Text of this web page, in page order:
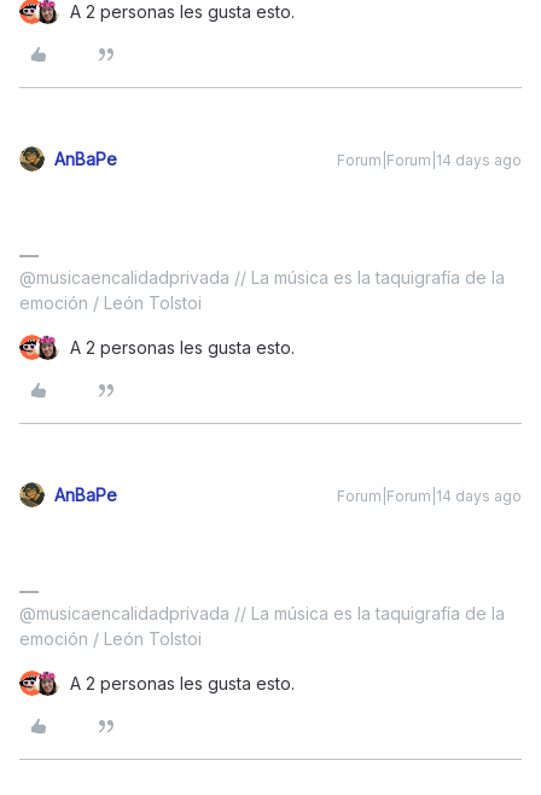
A 2 personas les gusta esto.
AnBaPe Forum|Forum|14 days ago
@musicaencalidadprivada // La música es la taquigrafía de la
emoción / León Tolstoi
A 2 personas les gusta esto.
AnBaPe Forum|Forum|14 days ago
@musicaencalidadprivada // La música es la taquigrafía de la
emoción / León Tolstoi
A 2 personas les gusta esto.